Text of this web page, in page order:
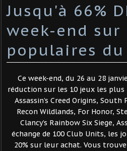
Jusqu'à 66%
week-end
populaires
Ce week-end, du 26 au 28
réduction sur les 10 jeux les
Assassin’s Creed Origins,
Recon Wildlands, For Honor,
Clancy’s Rainbow Six Siege,
échange de 100 Club Units, les
20% sur leur achat. Vous